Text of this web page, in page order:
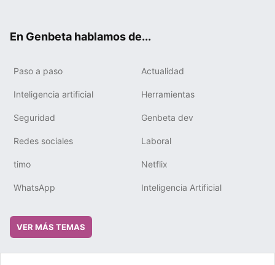
En Genbeta hablamos de...
Paso a paso Actualidad
Inteligencia artificial Herramientas
Seguridad Genbeta dev
Redes sociales Laboral
timo Netflix
WhatsApp Inteligencia Artificial
VER MÁS TEMAS